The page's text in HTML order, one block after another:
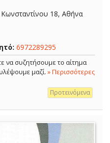
18, Αθήνα
6972289295
να συζητήσουμε το αίτημα
μαζί. » Περισσότερες
Προτεινόμενα